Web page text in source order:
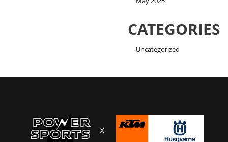
CATEGORIES
Uncategorized
X